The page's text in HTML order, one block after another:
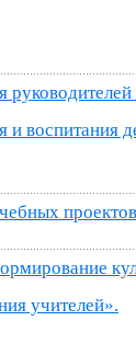
и воспитания
учителей».